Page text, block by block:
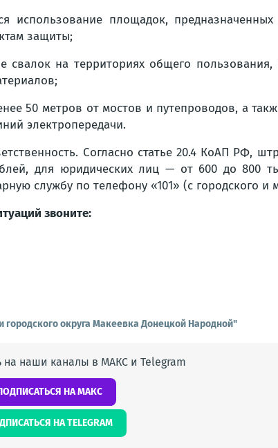
использование площадок,
защиты;
свалок на территориях общего
50 метров от мостов и путепроводов, а
электропередачи.
Согласно статье 20.4 КоАП РФ,
для юридических лиц — от 600 до 800
службу по телефону «101» (с городского и
звоните:
округа Макеевка Донецкой Народной"
на наши каналы в МАКС и Telegram
НА МАКС
НА TELEGRAM